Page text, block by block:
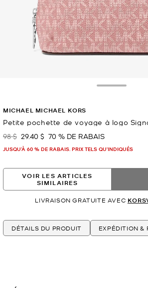
MICHAEL MICHAEL KORS
Petite pochette de voyage à logo
était
98 $ maintenant
29.40 $ 70 % DE RABAIS
JUSQU’À 60 % DE RABAIS. PRIX TELS QU'INDIQUÉS
VOIR LES ARTICLES
SIMILAIRES
LIVRAISON GRATUITE AVEC
DÉTAILS DU PRODUIT EXPÉDITION &